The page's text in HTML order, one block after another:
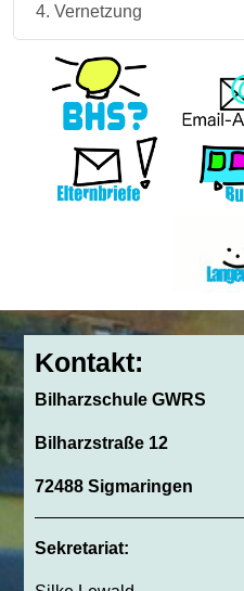
4. Vernetzung
Kontakt:
Bilharzschule GWRS
Bilharzstraße 12
72488 Sigmaringen
Sekretariat: